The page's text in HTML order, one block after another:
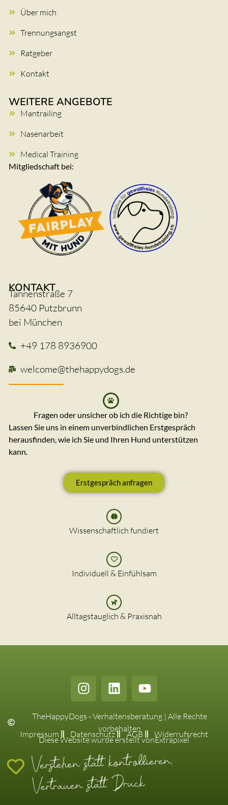
Über mich
Trennungsangst
Ratgeber
Kontakt
WEITERE ANGEBOTE
Mantrailing
Nasenarbeit
Medical Training
Mitgliedschaft bei:
KONTAKT
Tannenstraße 7
85640 Putzbrunn
bei München
+49 178 8936900
welcome@thehappydogs.de
Fragen oder unsicher ob ich die Richtige bin?
Lassen Sie uns in einem unverbindlichen Erstgespräch
herausfinden, wie ich Sie und Ihren Hund unterstützen
kann.
Erstgespräch anfragen
Wissenschaftlich fundiert
Individuell & Einfühlsam
Alltagstauglich & Praxisnah
TheHappyDogs - Verhaltensberatung | Alle Rechte
vorbehalten
Impressum Datenschutz AGB Widerrufsrecht
Diese Website wurde erstellt vonExtrapixel
Verstehen statt kontrollieren,
Vertrauen statt Druck